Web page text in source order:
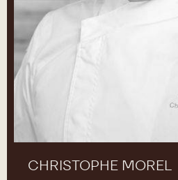
CHRISTOPHE MOREL